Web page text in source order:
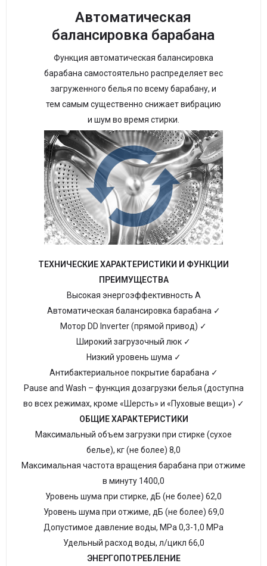
Автоматическая
балансировка барабана
Функция автоматическая балансировка
барабана самостоятельно распределяет вес
загруженного белья по всему барабану, и
тем самым существенно снижает вибрацию
и шум во время стирки.
ТЕХНИЧЕСКИЕ ХАРАКТЕРИСТИКИ И ФУНКЦИИ
ПРЕИМУЩЕСТВА
Высокая энергоэффективность А
Автоматическая балансировка барабана ✓
Мотор DD Inverter (прямой привод) ✓
Широкий загрузочный люк ✓
Низкий уровень шума ✓
Антибактериальное покрытие барабана ✓
Pause and Wash – функция дозагрузки белья (доступна
во всех режимах, кроме «Шерсть» и «Пуховые вещи») ✓
ОБЩИЕ ХАРАКТЕРИСТИКИ
Максимальный объем загрузки при стирке (сухое
белье), кг (не более) 8,0
Максимальная частота вращения барабана при отжиме
в минуту 1400,0
Уровень шума при стирке, дБ (не более) 62,0
Уровень шума при отжиме, дБ (не более) 69,0
Допустимое давление воды, MРa 0,3-1,0 МРа
Удельный расход воды, л/цикл 66,0
ЭНЕРГОПОТРЕБЛЕНИЕ